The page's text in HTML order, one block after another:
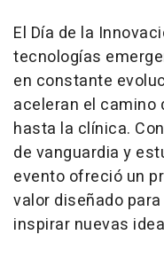
El Día de la
tecnologías
en constante
aceleran el
hasta la clínica.
de vanguardia y
evento ofreció un
valor diseñado
inspirar nuevas